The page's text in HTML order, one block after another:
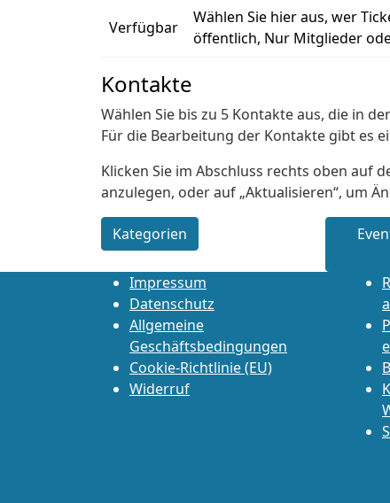
Verfügbar
Wählen Sie hier aus, wer
öffentlich, Nur Mitglieder
Kontakte
Wählen Sie bis zu 5 Kontakte aus, die in
Für die Bearbeitung der Kontakte gibt es
Klicken Sie im Abschluss rechts oben auf
anzulegen, oder auf „Aktualisieren“, um
Kategorien
Impressum
Datenschutz
Allgemeine
Geschäftsbedingungen
Cookie-Richtlinie (EU)
Widerruf